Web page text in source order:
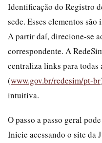
Identificação do Registro
sede. Esses elementos
A partir daí, direcione-se
correspondente. A
centraliza links para todas
(www.gov.br/redesim/pt-br
intuitiva.
O passo a passo geral
Inicie acessando o site da